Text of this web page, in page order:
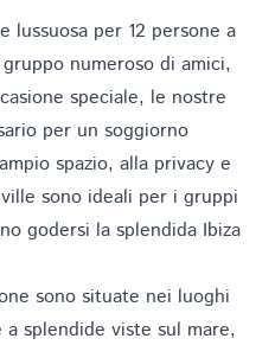
lussuosa per 12 persone a
numeroso di amici,
speciale, le nostre
per un soggiorno
spazio, alla privacy e
sono ideali per i gruppi
godersi la splendida Ibiza
sono situate nei luoghi
a splendide viste sul mare,